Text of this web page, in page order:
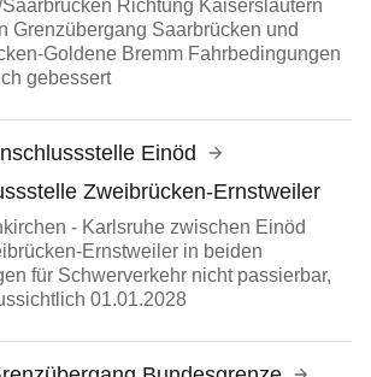
Richtung Kaiserslautern
Grenzübergang Saarbrücken und
Goldene Bremm Fahrbedingungen
gebessert
Einöd
Zweibrücken-Ernstweiler
- Karlsruhe zwischen Einöd
Ernstweiler in beiden
für Schwerverkehr nicht passierbar,
01.01.2028